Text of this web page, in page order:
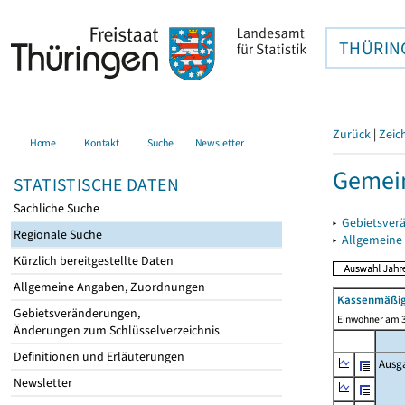
Home Kontakt Suche Newsletter
STATISTISCHE DATEN
Sachliche Suche
Regionale Suche
Kürzlich bereitgestellte Daten
Allgemeine Angaben, Zuordnungen
Gebietsveränderungen,
Änderungen zum Schlüsselverzeichnis
Definitionen und Erläuterungen
Newsletter
Zurück |
▸
▸
Einwohner am